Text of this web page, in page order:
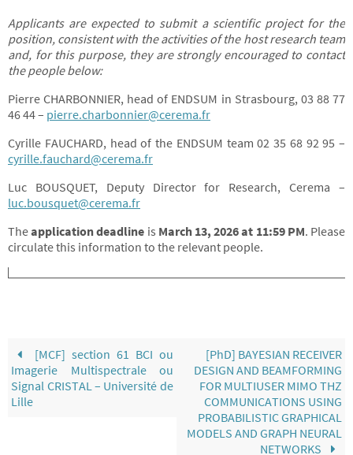
Applicants are expected to submit a scientific project for the
position, consistent with the activities of the host research team
and, for this purpose, they are strongly encouraged to contact
the people below:
Pierre CHARBONNIER, head of ENDSUM in Strasbourg, 03 88 77
46 44 – pierre.charbonnier@cerema.fr
Cyrille FAUCHARD, head of the ENDSUM team 02 35 68 92 95 –
cyrille.fauchard@cerema.fr
Luc BOUSQUET, Deputy Director for Research, Cerema –
luc.bousquet@cerema.fr
Theapplication deadline is March 13, 2026 at 11:59 PM. Please
circulate this information to the relevant people.
[MCF] section 61 BCI ou
Imagerie Multispectrale ou
Signal CRISTAL – Université de
Lille
[PhD] BAYESIAN RECEIVER
DESIGN AND BEAMFORMING
FOR MULTIUSER MIMO THZ
COMMUNICATIONS USING
PROBABILISTIC GRAPHICAL
MODELS AND GRAPH NEURAL
NETWORKS